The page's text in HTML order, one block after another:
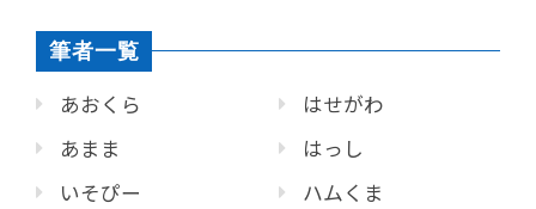
筆者一覧
あおくら
あまま
いそぴー
はせがわ
はっし
ハムくま